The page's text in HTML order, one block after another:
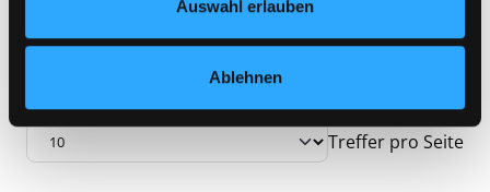
Auswahl erlauben
Ablehnen
Zu den Suchfiltern springen
aufsteigend sortieren
Treffer pro Seite